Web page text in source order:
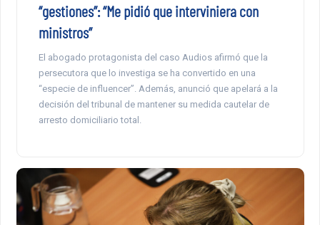
“gestiones”: “Me pidió que interviniera con
ministros”
El abogado protagonista del caso Audios afirmó que la
persecutora que lo investiga se ha convertido en una
“especie de influencer”. Además, anunció que apelará a la
decisión del tribunal de mantener su medida cautelar de
arresto domiciliario total.